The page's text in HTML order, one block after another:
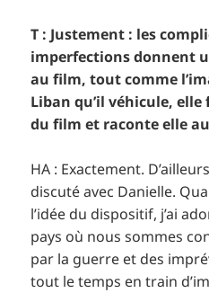
T : Justement : les
imperfections donnent
au film, tout comme
Liban qu’il véhicule,
du film et raconte elle
HA : Exactement.
discuté avec Danielle.
l’idée du dispositif, j’ai
pays où nous sommes
par la guerre et des
tout le temps en train